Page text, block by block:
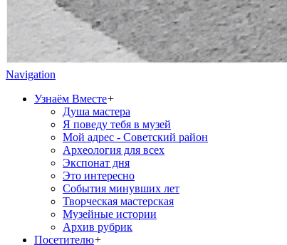
Navigation
Узнаём Вместе+
Душа мастера
Я поведу тебя в музей
Мой адрес - Советский район
Археология для всех
Экспонат дня
Это интересно
События минувших лет
Творческая мастерская
Музейные истории
Архив рубрик
Посетителю+